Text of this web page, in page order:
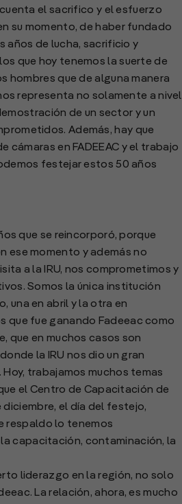
el sacrifico y el esfuerzo
su momento, de haber fundado
años de lucha, sacrificio y
que hoy tenemos la suerte de
hombres que de alguna manera
representa no solamente a nivel
de un sector y un
Además, hay que
en FADEEAC y el trabajo
festejar estos 50 años
que se reincorporó, porque
ese momento y además no
a la IRU, nos comprometimos y
Somos la única institución
una en abril y la otra en
que fue ganando Fadeeac como
que en muchos casos son
la IRU nos dio un gran
trabajamos muchos temas
el Centro de Capacitación de
diciembre, el día del festejo,
respaldo lo tenemos
capacitación, contaminación, la
liderazgo en la región, no solo
La relación, ahora, es mucho